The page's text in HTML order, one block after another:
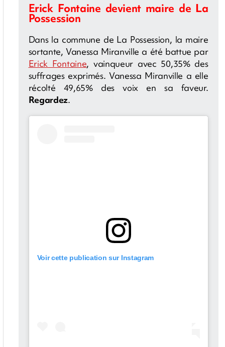
Erick Fontaine devient maire de La
Possession
Dans la commune de La Possession, la maire
sortante, Vanessa Miranville a été battue par
Erick Fontaine, vainqueur avec 50,35% des
suffrages exprimés. Vanessa Miranville a elle
récolté 49,65% des voix en sa faveur.
Regardez.
Voir cette publication sur Instagram